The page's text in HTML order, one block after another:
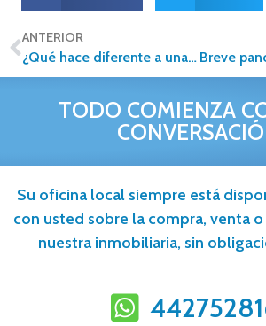
ANTERIOR
¿Qué hace diferente a una franquicia inmobiliaria?
TODO COMIENZA
Su oficina local siempre está
con usted sobre la compra, venta
nuestra inmobiliaria, sin